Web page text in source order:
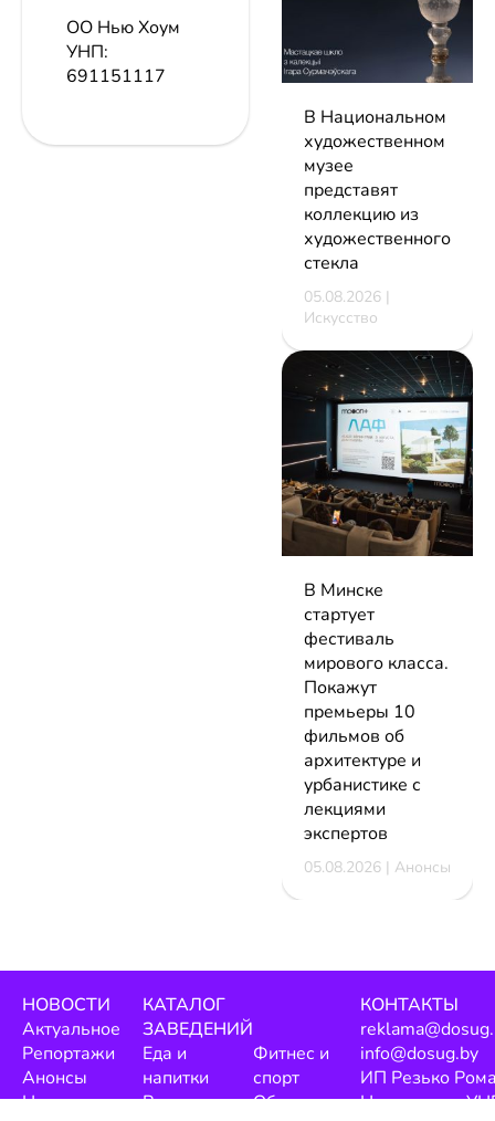
ОО Нью Хоум
УНП:
691151117
В Национальном
художественном
музее
представят
коллекцию из
художественного
стекла
05.08.2026 |
Искусство
В Минске
стартует
фестиваль
мирового класса.
Покажут
премьеры 10
фильмов об
архитектуре и
урбанистике с
лекциями
экспертов
05.08.2026 | Анонсы
НОВОСТИ
Актуальное
Репортажи
Анонсы
Новости
КАТАЛОГ
ЗАВЕДЕНИЙ
Еда и
напитки
Развлечения
Фитнес и
спорт
Обучение
КОНТАКТЫ
info@dosug.by
ИП Резько
Николаевич